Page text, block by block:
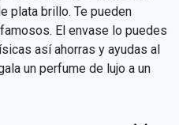
plata brillo. Te pueden
El envase lo puedes
así ahorras y ayudas al
un perfume de lujo a un